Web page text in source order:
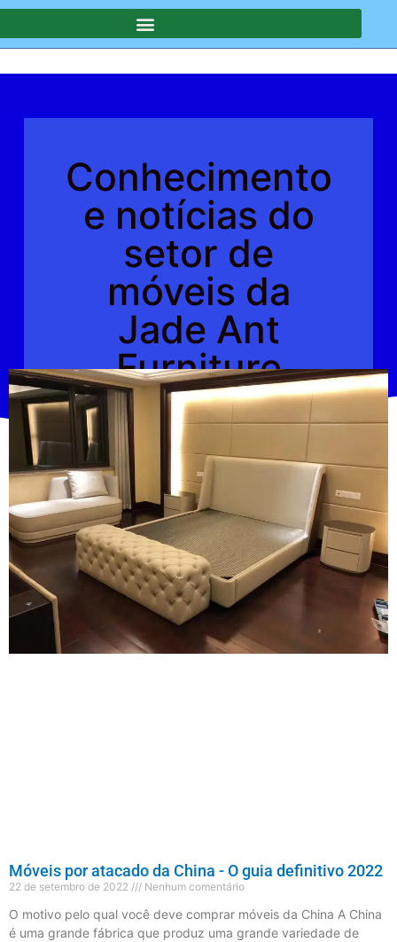
Conhecimento
e notícias do
setor de
móveis da
Jade Ant
Furniture
Móveis por atacado da China - O guia definitivo 2022
22 de setembro de 2022 Nenhum comentário
O motivo pelo qual você deve comprar móveis da China A China
é uma grande fábrica que produz uma grande variedade de